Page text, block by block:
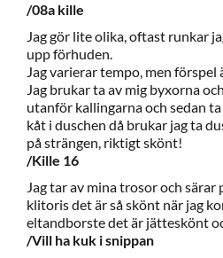
/08a kille
Jag gör lite olika, oftast runkar
upp förhuden.
Jag varierar tempo, men
Jag brukar ta av mig byxorna
utanför kallingarna och sedan
kåt i duschen då brukar jag ta
på strängen, riktigt skönt!
/Kille 16
Jag tar av mina trosor och särar
klitoris det är så skönt när jag
eltandborste det är jätteskönt
/Vill ha kuk i snippan